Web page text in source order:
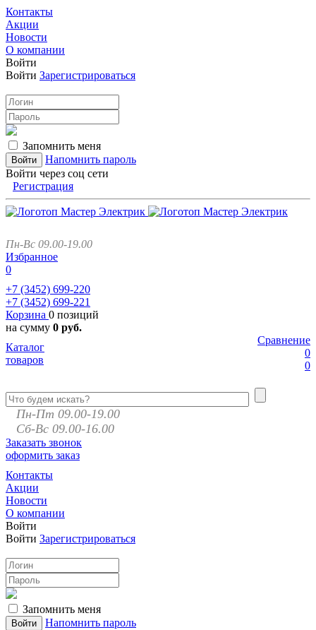
Контакты
Акции
Новости
О компании
Войти
Войти Зарегистрироваться
Запомнить меня
Напомнить пароль
Войти через соц сети
Регистрация
Пн-Вс 09.00-19.00
Избранное
0
+7 (3452) 699-220
+7 (3452) 699-221
Корзина 0 позиций
на сумму 0 руб.
Сравнение
0
0
Каталог
товаров
Пн-Пт 09.00-19.00
Сб-Вс 09.00-16.00
Заказать звонок
оформить заказ
Контакты
Акции
Новости
О компании
Войти
Войти Зарегистрироваться
Запомнить меня
Напомнить пароль